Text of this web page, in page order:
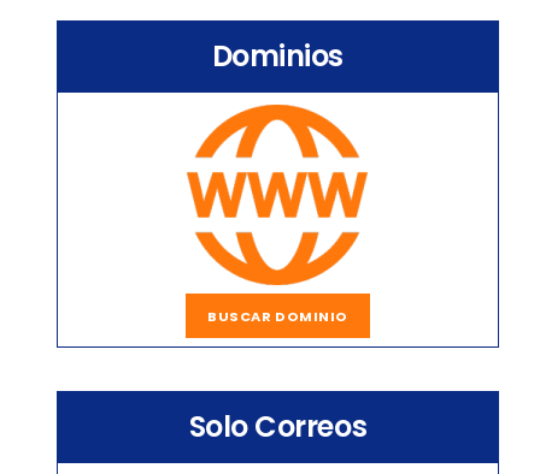
Dominios
BUSCAR DOMINIO
Solo Correos